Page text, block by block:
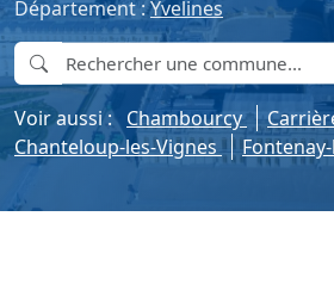
Département :Yvelines
Voir aussi : Chambourcy
Chanteloup-les-Vignes